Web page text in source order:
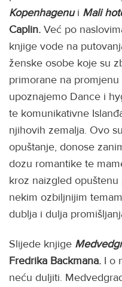
Kopenhagenui Mali
Caplin. Već po
knjige vode na
ženske osobe koje su
primorane na
upoznajemo Dance i
te komunikativne
njihovih zemalja. Ovo
opuštanje, donose
dozu romantike te
kroz naizgled
nekim ozbiljnijim
dublja i dulja
Slijede knjige
Fredrika Backmana. I o
neću duljiti.